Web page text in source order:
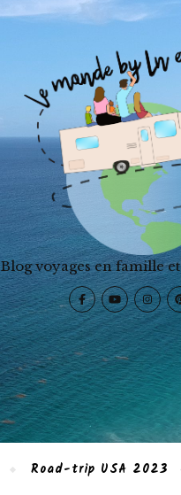
Blog voyages en famille
Road-trip USA 2023